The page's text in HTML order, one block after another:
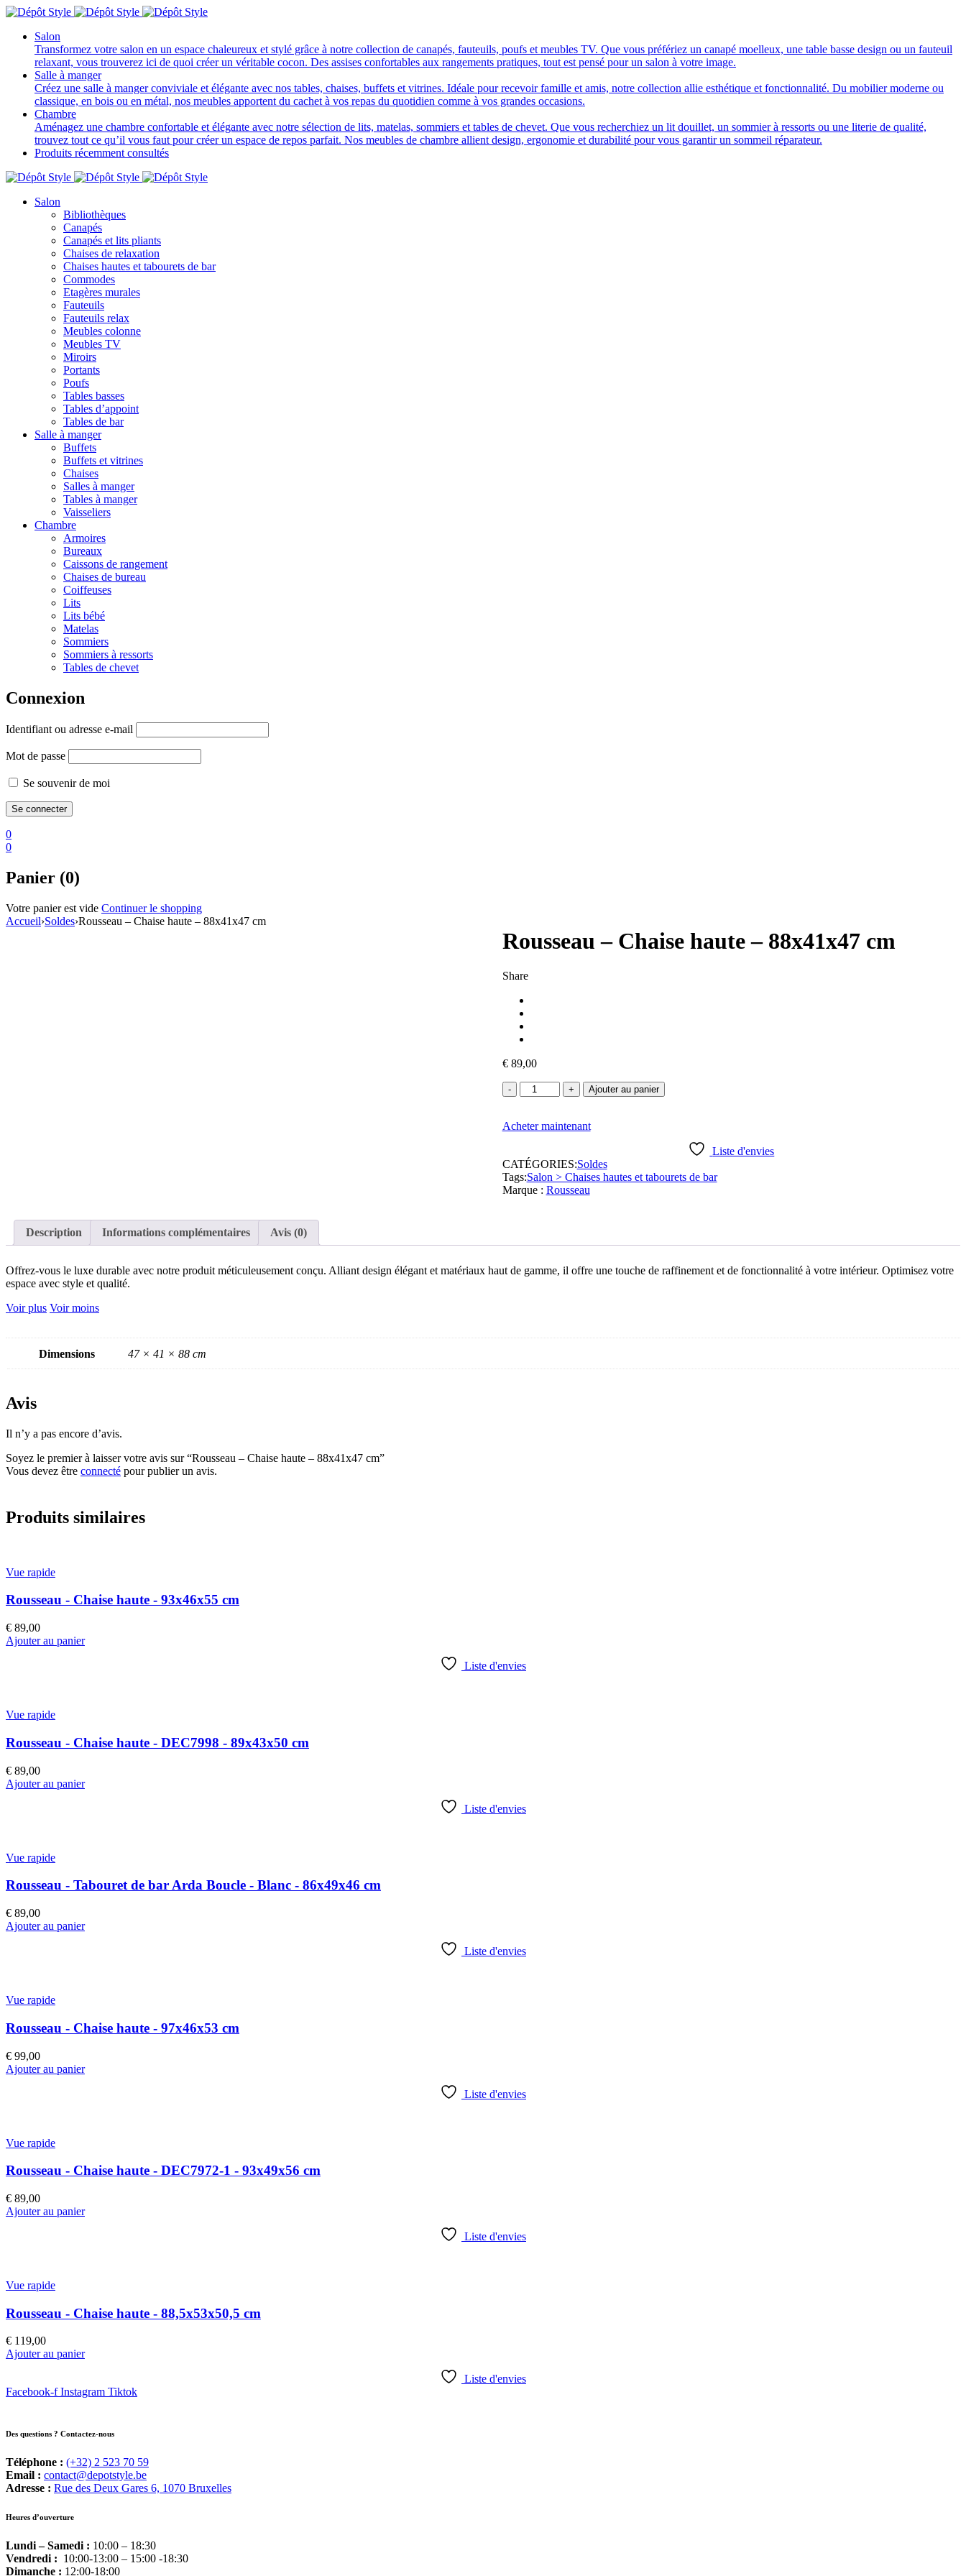
Salon
Transformez votre salon en un espace chaleureux et stylé grâce à notre collection de canapés, fauteuils, poufs et meubles TV. Que vous préfériez un canapé moelleux, une table basse design ou un fauteuil
relaxant, vous trouverez ici de quoi créer un véritable cocon. Des assises confortables aux rangements pratiques, tout est pensé pour un salon à votre image.
Salle à manger
Créez une salle à manger conviviale et élégante avec nos tables, chaises, buffets et vitrines. Idéale pour recevoir famille et amis, notre collection allie esthétique et fonctionnalité. Du mobilier moderne ou
classique, en bois ou en métal, nos meubles apportent du cachet à vos repas du quotidien comme à vos grandes occasions.
Chambre
Aménagez une chambre confortable et élégante avec notre sélection de lits, matelas, sommiers et tables de chevet. Que vous recherchiez un lit douillet, un sommier à ressorts ou une literie de qualité,
trouvez tout ce qu’il vous faut pour créer un espace de repos parfait. Nos meubles de chambre allient design, ergonomie et durabilité pour vous garantir un sommeil réparateur.
Produits récemment consultés
Salon
Bibliothèques
Canapés
Canapés et lits pliants
Chaises de relaxation
Chaises hautes et tabourets de bar
Commodes
Etagères murales
Fauteuils
Fauteuils relax
Meubles colonne
Meubles TV
Miroirs
Portants
Poufs
Tables basses
Tables d’appoint
Tables de bar
Salle à manger
Buffets
Buffets et vitrines
Chaises
Salles à manger
Tables à manger
Vaisseliers
Chambre
Armoires
Bureaux
Caissons de rangement
Chaises de bureau
Coiffeuses
Lits
Lits bébé
Matelas
Sommiers
Sommiers à ressorts
Tables de chevet
Connexion
Identifiant ou adresse e-mail
Mot de passe
Se souvenir de moi
0
0
Panier (0)
Votre panier est vide Continuer le shopping
Accueil›Soldes›Rousseau – Chaise haute – 88x41x47 cm
Rousseau – Chaise haute – 88x41x47 cm
Share
€89,00
quantité
de
-
-
88x41x47
cm
Ajouter au panier
Acheter maintenant
Liste d'envies
CATÉGORIES:Soldes
Tags:Salon > Chaises hautes et tabourets de bar
Marque : Rousseau
Description Informations complémentaires Avis (0)
Offrez-vous le luxe durable avec notre produit méticuleusement conçu. Alliant design élégant et matériaux haut de gamme, il offre une touche de raffinement et de fonctionnalité à votre intérieur. Optimisez votre
espace avec style et qualité.
Voir plus Voir moins
Dimensions 47 × 41 × 88 cm
Avis
Il n’y a pas encore d’avis.
Soyez le premier à laisser votre avis sur “Rousseau – Chaise haute – 88x41x47 cm”
Vous devez être connecté pour publier un avis.
Produits similaires
Vue rapide
Rousseau - Chaise haute - 93x46x55 cm
€ 89,00
Ajouter au panier
Liste d'envies
Vue rapide
Rousseau - Chaise haute - DEC7998 - 89x43x50 cm
€ 89,00
Ajouter au panier
Liste d'envies
Vue rapide
Rousseau - Tabouret de bar Arda Boucle - Blanc - 86x49x46 cm
€ 89,00
Ajouter au panier
Liste d'envies
Vue rapide
Rousseau - Chaise haute - 97x46x53 cm
€ 99,00
Ajouter au panier
Liste d'envies
Vue rapide
Rousseau - Chaise haute - DEC7972-1 - 93x49x56 cm
€ 89,00
Ajouter au panier
Liste d'envies
Vue rapide
Rousseau - Chaise haute - 88,5x53x50,5 cm
€ 119,00
Ajouter au panier
Liste d'envies
Facebook-f Instagram Tiktok
Des questions ? Contactez-nous
Téléphone : (+32) 2 523 70 59
Email : contact@depotstyle.be
Adresse : Rue des Deux Gares 6, 1070 Bruxelles
Heures d’ouverture
Lundi – Samedi : 10:00 – 18:30
Vendredi : 10:00-13:00 – 15:00 -18:30
Dimanche : 12:00-18:00